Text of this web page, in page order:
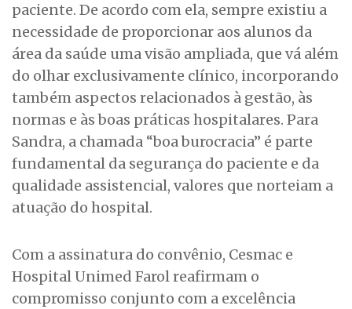
paciente. De acordo com ela, sempre existiu a
necessidade de proporcionar aos alunos da
área da saúde uma visão ampliada, que vá além
do olhar exclusivamente clínico, incorporando
também aspectos relacionados à gestão, às
normas e às boas práticas hospitalares. Para
Sandra, a chamada “boa burocracia” é parte
fundamental da segurança do paciente e da
qualidade assistencial, valores que norteiam a
atuação do hospital.
Com a assinatura do convênio, Cesmac e
Hospital Unimed Farol reafirmam o
compromisso conjunto com a excelência